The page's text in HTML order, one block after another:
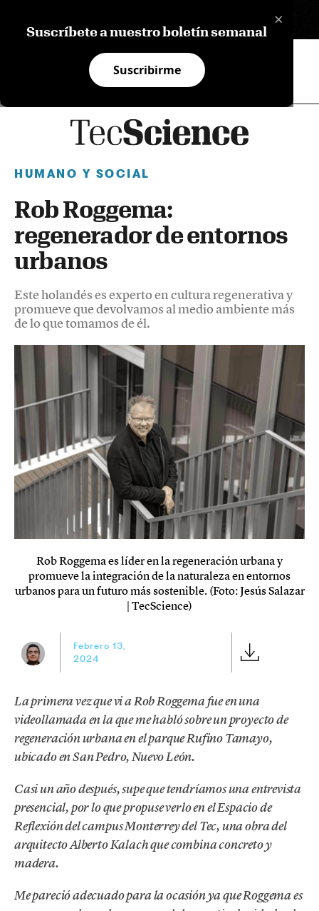
×
Suscríbete a nuestro boletín semanal
Suscribirme
HUMANO Y SOCIAL
Rob Roggema:
regenerador de entornos
urbanos
Este holandés es experto en cultura regenerativa y
promueve que devolvamos al medio ambiente más
de lo que tomamos de él.
Rob Roggema es líder en la regeneración urbana y
promueve la integración de la naturaleza en entornos
urbanos para un futuro más sostenible. (Foto: Jesús Salazar
| TecScience)
Febrero 13,
2024
La primera vez que vi a Rob Roggema fue en una
videollamada en la que me habló sobre un proyecto de
regeneración urbana en el parque Rufino Tamayo,
ubicado en San Pedro, Nuevo León.
Casi un año después, supe que tendríamos una entrevista
presencial, por lo que propuse verlo en el Espacio de
Reflexión del campus Monterrey del Tec, una obra del
arquitecto Alberto Kalach que combina concreto y
madera.
Me pareció adecuado para la ocasión ya que Roggema es